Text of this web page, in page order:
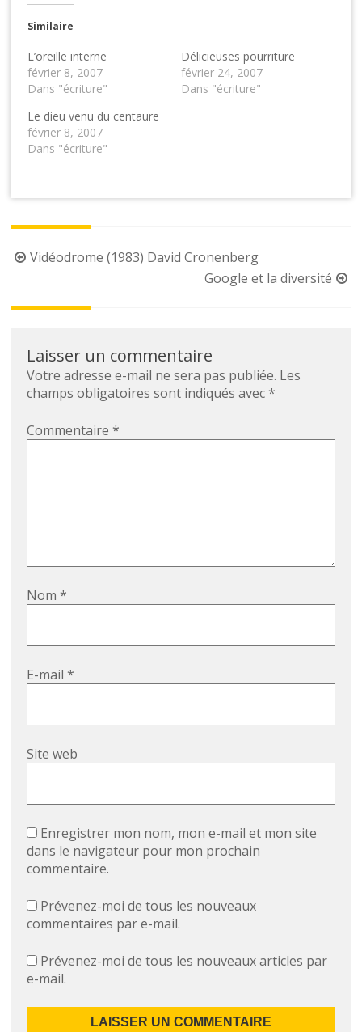
Similaire
L’oreille interne
février 8, 2007
Dans "écriture"
Délicieuses pourriture
février 24, 2007
Dans "écriture"
Le dieu venu du centaure
février 8, 2007
Dans "écriture"
PostVidéodrome (1983) David Cronenberg
Google et la diversité
Laisser un commentaire
Votre adresse e-mail ne sera pas publiée. Les
champs obligatoires sont indiqués avec*
Commentaire*
Nom*
E-mail*
Site web
Enregistrer mon nom, mon e-mail et mon site
dans le navigateur pour mon prochain
commentaire.
Prévenez-moi de tous les nouveaux
commentaires par e-mail.
Prévenez-moi de tous les nouveaux articles par
e-mail.